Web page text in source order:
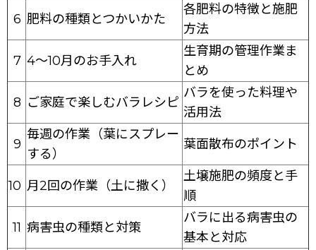
6 肥料の種類とつかいかた
各肥料の特徴と施肥
方法
7 4〜10月のお手入れ
生育期の管理作業ま
とめ
8 ご家庭で楽しむバラレシピ
バラを使った料理や
活用法
9
毎週の作業（葉にスプレー
する）
葉面散布のポイント
10 月2回の作業（土に撒く）
土壌施肥の頻度と手
順
11 病害虫の種類と対策
バラに出る病害虫の
基本と対応